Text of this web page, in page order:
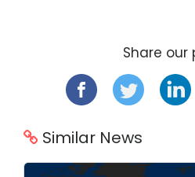
Share our
Similar News